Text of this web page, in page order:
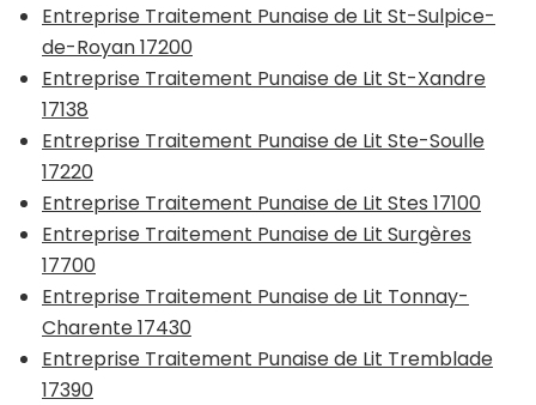
Entreprise Traitement Punaise de Lit St-Sulpice-
de-Royan 17200
Entreprise Traitement Punaise de Lit St-Xandre
17138
Entreprise Traitement Punaise de Lit Ste-Soulle
17220
Entreprise Traitement Punaise de Lit Stes 17100
Entreprise Traitement Punaise de Lit Surgères
17700
Entreprise Traitement Punaise de Lit Tonnay-
Charente 17430
Entreprise Traitement Punaise de Lit Tremblade
17390